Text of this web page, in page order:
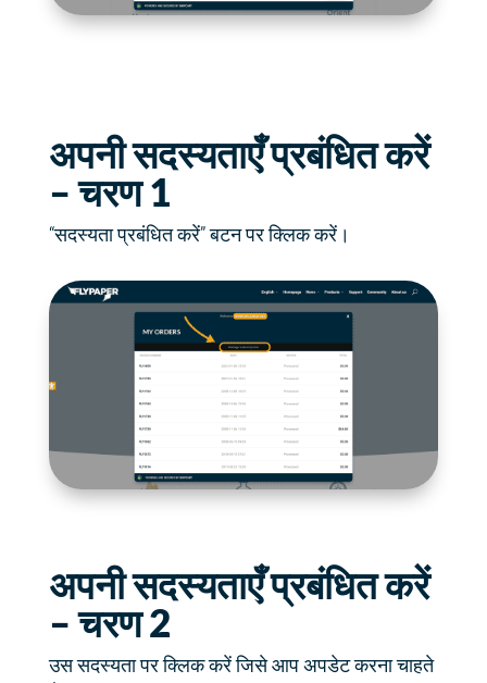
अपनी सदस्यताएँ प्रबंधित करें
– चरण 1
“सदस्यता प्रबंधित करें” बटन पर क्लिक करें।
अपनी सदस्यताएँ प्रबंधित करें
– चरण 2
उस सदस्यता पर क्लिक करें जिसे आप अपडेट करना चाहते